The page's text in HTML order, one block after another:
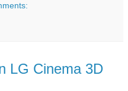
LG Cinema 3D